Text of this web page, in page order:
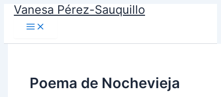
Vanesa Pérez-Sauquillo
Poema de Nochevieja